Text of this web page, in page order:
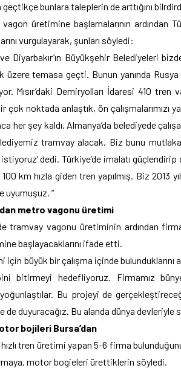
bunlara taleplerin de arttığını
üretimine başlamalarının ardından
vurgulayarak, şunları söyledi:
Diyarbakır’ın Büyükşehir Belediyeleri
üzere temasa geçti. Bunun yanında
Mısır’daki Demiryolları İdaresi 410 tren
noktada anlaştık, ön çalışmalarımızı
her şey kaldı. Almanya’da belediyede
tramvay alacak. Biz bunu
dedi. Türkiye’de imalatı
100 km hızla giden tren yapılmış. Biz 2013
uyumuşuz. “
metro vagonu üretimi
tramvay vagonu üretiminin ardından
başlayacaklarını ifade etti.
için büyük bir çalışma içinde
bitirmeyi hedefliyoruz. Firmamız
Bu projeyi de
duyuracağız. Bu alanda dünya devleriyle
bojileri Bursa’dan
tren üretimi yapan 5-6 firma
motor bogieleri ürettiklerin söyledi.